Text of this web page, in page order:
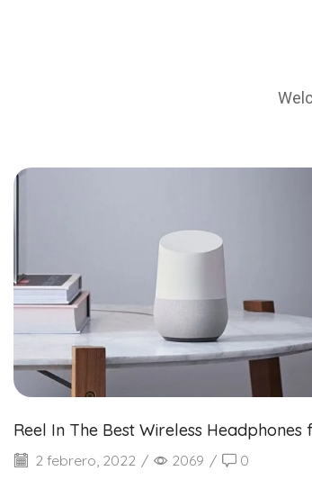
Reel In The Best Wireless
2 febrero, 2022 / 2069 / 0